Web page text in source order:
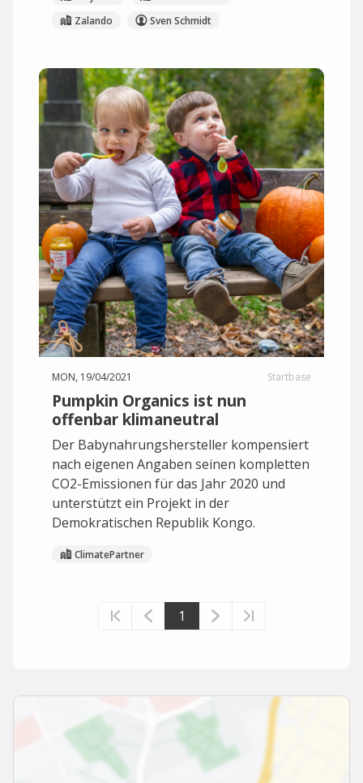
Zalando
Sven Schmidt
MON, 19/04/2021 Startbase
Pumpkin Organics ist nun
offenbar klimaneutral
Der Babynahrungshersteller kompensiert
nach eigenen Angaben seinen kompletten
CO2-Emissionen für das Jahr 2020 und
unterstützt ein Projekt in der
Demokratischen Republik Kongo.
ClimatePartner
1